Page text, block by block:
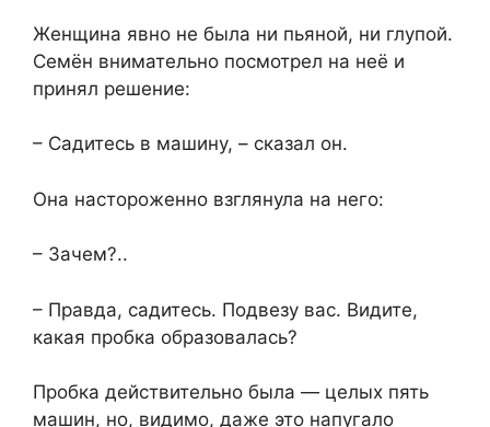
Женщина явно не была ни пьяной, ни глупой.
Семён внимательно посмотрел на неё и
принял решение:
– Садитесь в машину, – сказал он.
Она настороженно взглянула на него:
– Зачем?..
– Правда, садитесь. Подвезу вас. Видите,
какая пробка образовалась?
Пробка действительно была — целых пять
машин, но, видимо, даже это напугало